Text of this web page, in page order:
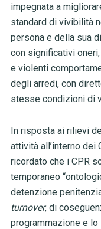
impegnata a
standard di vivibilità
persona e della sua
con significativi
e violenti
degli arredi, con
stesse condizioni di
In risposta ai rilievi
attività all’interno dei
ricordato che i CPR
temporaneo
detenzione
turnover, di
programmazione e